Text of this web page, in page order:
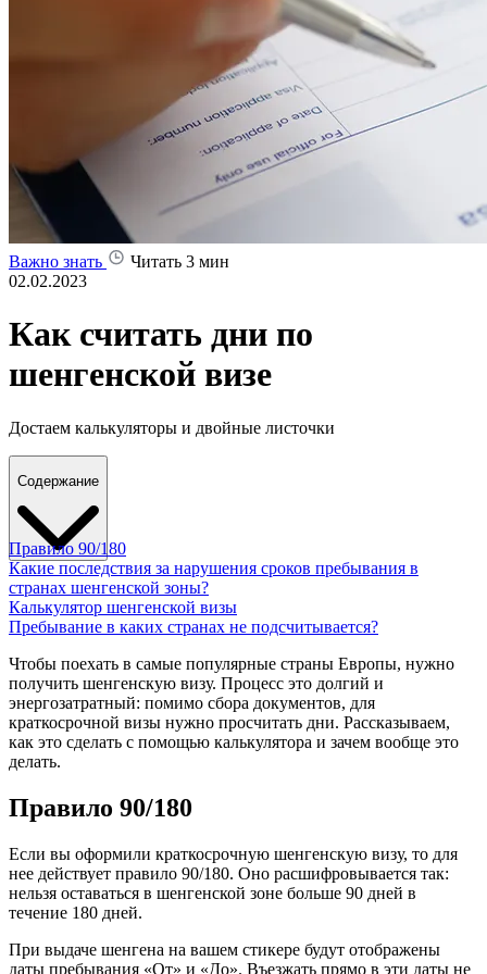
Важно знать
Читать 3 мин
02.02.2023
Как считать дни по
шенгенской визе
Достаем калькуляторы и двойные листочки
Содержание
Правило 90/180
Какие последствия за нарушения сроков пребывания в
странах шенгенской зоны?
Калькулятор шенгенской визы
Пребывание в каких странах не подсчитывается?
Чтобы поехать в самые популярные страны Европы, нужно
получить шенгенскую визу. Процесс это долгий и
энергозатратный: помимо сбора документов, для
краткосрочной визы нужно просчитать дни. Рассказываем,
как это сделать с помощью калькулятора и зачем вообще это
делать.
Правило 90/180
Если вы оформили краткосрочную шенгенскую визу, то для
нее действует правило 90/180. Оно расшифровывается так:
нельзя оставаться в шенгенской зоне больше 90 дней в
течение 180 дней.
При выдаче шенгена на вашем стикере будут отображены
даты пребывания «От» и «До». Въезжать прямо в эти даты не